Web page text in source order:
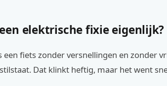
elektrische fixie eigenlijk?
een fiets zonder versnellingen en zonder
Dat klinkt heftig, maar het went